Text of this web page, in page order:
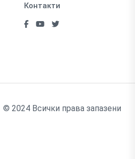
Контакти
© 2024 Всички права запазени